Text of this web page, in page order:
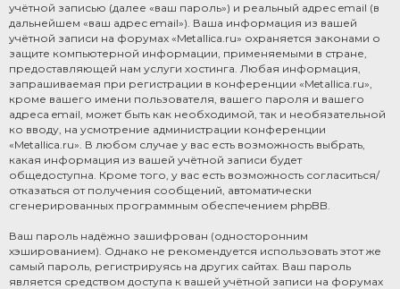
учётной записью (далее «ваш пароль») и реальный адрес email (в
дальнейшем «ваш адрес email»). Ваша информация из вашей
учётной записи на форумах «Metallica.ru» охраняется законами о
защите компьютерной информации, применяемыми в стране,
предоставляющей нам услуги хостинга. Любая информация,
запрашиваемая при регистрации в конференции «Metallica.ru»,
кроме вашего имени пользователя, вашего пароля и вашего
адреса email, может быть как необходимой, так и необязательной
ко вводу, на усмотрение администрации конференции
«Metallica.ru». В любом случае у вас есть возможность выбрать,
какая информация из вашей учётной записи будет
общедоступна. Кроме того, у вас есть возможность согласиться/
отказаться от получения сообщений, автоматически
сгенерированных программным обеспечением phpBB.
Ваш пароль надёжно зашифрован (односторонним
хэшированием). Однако не рекомендуется использовать этот же
самый пароль, регистрируясь на других сайтах. Ваш пароль
является средством доступа к вашей учётной записи на форумах